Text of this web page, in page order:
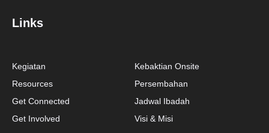
Links
Kegiatan
Resources
Get Connected
Get Involved
Kebaktian Onsite
Persembahan
Jadwal Ibadah
Visi & Misi